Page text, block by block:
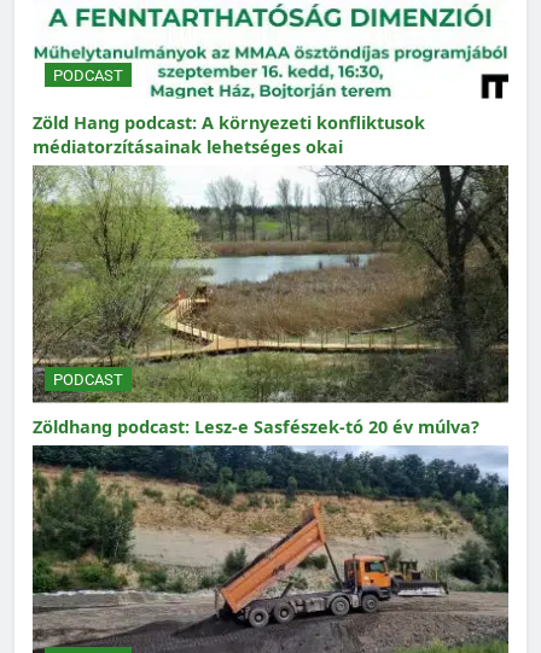
PODCAST
Zöld Hang podcast: A környezeti konfliktusok
médiatorzításainak lehetséges okai
PODCAST
Zöldhang podcast: Lesz-e Sasfészek-tó 20 év múlva?